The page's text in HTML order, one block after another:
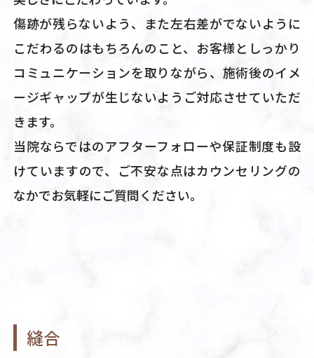
傷跡が残らないよう、また左右差がでないように
こだわるのはもちろんのこと、お客様としっかり
コミュニケーションを取りながら、施術後のイメ
ージギャップが生じないようご対応させていただ
きます。
当院ならではのアフターフォローや保証制度も設
けていますので、ご不安な点はカウンセリングの
なかでお気軽にご質問ください。
縫合